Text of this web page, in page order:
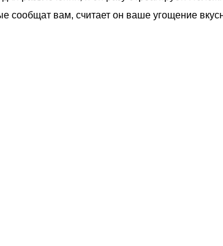
сообщат вам, считает он ваше угощение